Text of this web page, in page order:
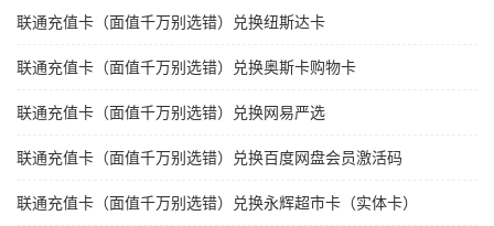
联通充值卡（面值千万别选错）兑换纽斯达卡
联通充值卡（面值千万别选错）兑换奥斯卡购物卡
联通充值卡（面值千万别选错）兑换网易严选
联通充值卡（面值千万别选错）兑换百度网盘会员激活码
联通充值卡（面值千万别选错）兑换永辉超市卡（实体卡）